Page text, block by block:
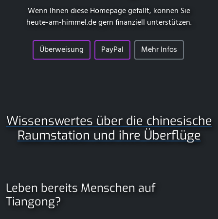
Wenn Ihnen diese Homepage gefällt, können Sie
heute-am-himmel.degern finanziell unterstützen.
Überweisung PayPal Mehr Infos
Wissenswertes über die chinesische
Raumstation und ihre Überflüge
Leben bereits Menschen auf
Tiangong?